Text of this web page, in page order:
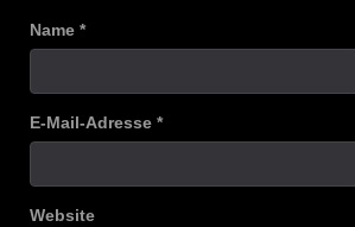
Name *
E-Mail-Adresse *
Website